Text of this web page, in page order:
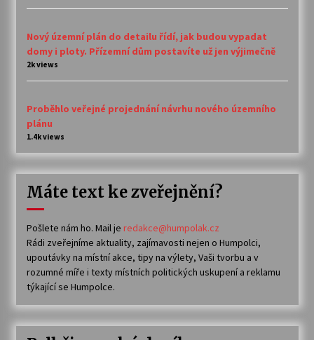
Nový územní plán do detailu řídí, jak budou vypadat
domy i ploty. Přízemní dům postavíte už jen výjimečně
2k views
Proběhlo veřejné projednání návrhu nového územního
plánu
1.4k views
Máte text ke zveřejnění?
Pošlete nám ho. Mail je redakce@humpolak.cz
Rádi zveřejníme aktuality, zajímavosti nejen o Humpolci,
upoutávky na místní akce, tipy na výlety, Vaši tvorbu a v
rozumné míře i texty místních politických uskupení a reklamu
týkající se Humpolce.